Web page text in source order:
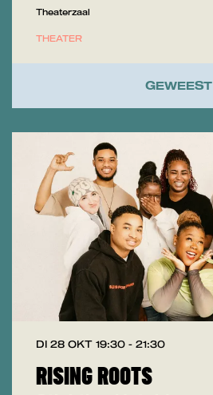
Theaterzaal
THEATER
GEWEEST
RISING ROOTS
DI 28 OKT 19:30 - 21:30